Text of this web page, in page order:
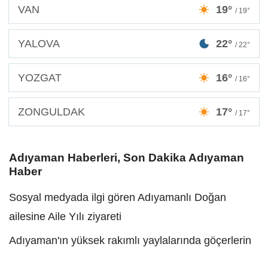
VAN 19° / 19°
YALOVA 22° / 22°
YOZGAT 16° / 16°
ZONGULDAK 17° / 17°
Adıyaman Haberleri, Son Dakika Adıyaman
Haber
Sosyal medyada ilgi gören Adıyamanlı Doğan
ailesine Aile Yılı ziyareti
Adıyaman'ın yüksek rakımlı yaylalarında göçerlerin